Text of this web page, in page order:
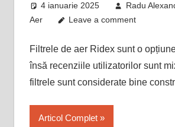
4 ianuarie 2025 Radu
Aer
Leave a comment
Filtrele de aer Ridex sunt o
însă recenziile utilizatorilor sunt
filtrele sunt considerate bine
Articol Complet